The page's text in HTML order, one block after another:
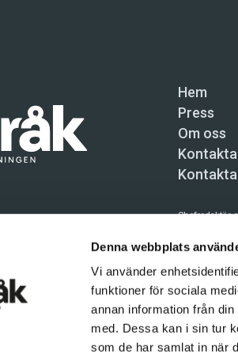
Denna webbplats
Vi använder
funktioner för sociala
annan information från
med. Dessa kan i sin tur
som de har samlat in när
Hem
Press
Om oss
Chefredaktör
Kundtjänst
Användning
tillåten.